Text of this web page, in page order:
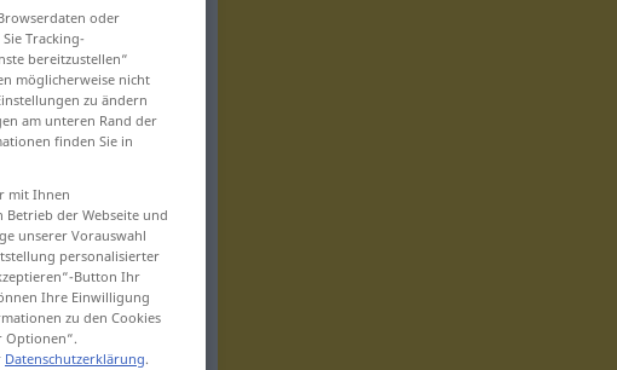
oder
Tracking-
bereitzustellen“
möglicherweise nicht
zu ändern
am unteren Rand der
finden Sie in
mit Ihnen
der Webseite und
unserer Vorauswahl
personalisierter
Button Ihr
Ihre Einwilligung
zu den Cookies
Optionen“.
Datenschutzerklärung.